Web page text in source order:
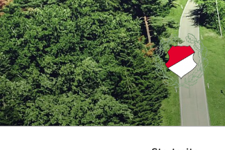
Zum
Inhalt
springen